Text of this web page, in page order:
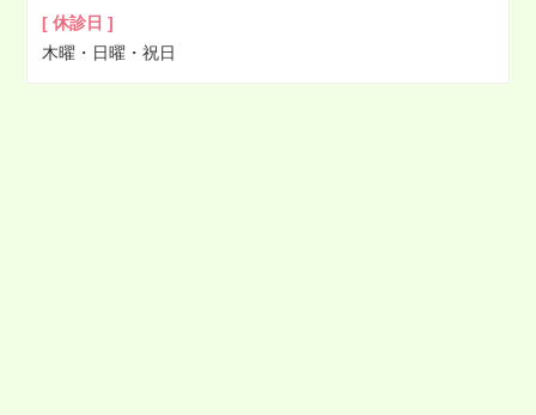
2021年12月
2021年11月
2021年10月
[ 休診日 ]
木曜・日曜・祝日